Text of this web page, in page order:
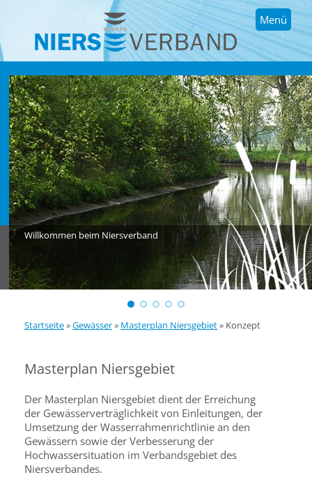
Menü
Willkommen beim Niersverband
Startseite»Gewässer» Masterplan Niersgebiet» Konzept
Masterplan Niersgebiet
Der Masterplan Niersgebiet dient der Erreichung
der Gewässerverträglichkeit von Einleitungen, der
Umsetzung der Wasserrahmenrichtlinie an den
Gewässern sowie der Verbesserung der
Hochwassersituation im Verbandsgebiet des
Niersverbandes.